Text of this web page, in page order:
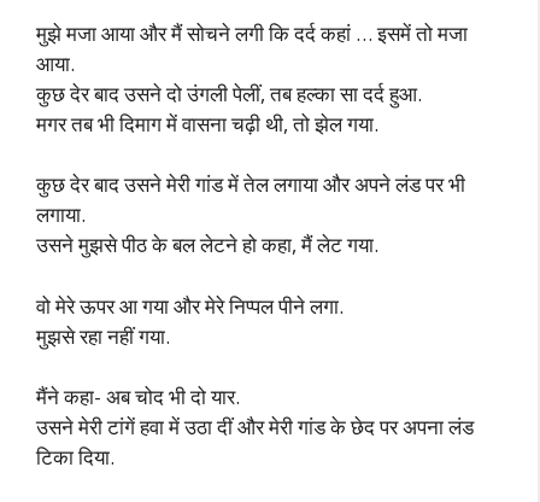
मुझे मजा आया और मैं सोचने लगी कि दर्द कहां … इसमें तो मजा
आया.
कुछ देर बाद उसने दो उंगली पेलीं, तब हल्का सा दर्द हुआ.
मगर तब भी दिमाग में वासना चढ़ी थी, तो झेल गया.
कुछ देर बाद उसने मेरी गांड में तेल लगाया और अपने लंड पर भी
लगाया.
उसने मुझसे पीठ के बल लेटने हो कहा, मैं लेट गया.
वो मेरे ऊपर आ गया और मेरे निप्पल पीने लगा.
मुझसे रहा नहीं गया.
मैंने कहा- अब चोद भी दो यार.
उसने मेरी टांगें हवा में उठा दीं और मेरी गांड के छेद पर अपना लंड
टिका दिया.